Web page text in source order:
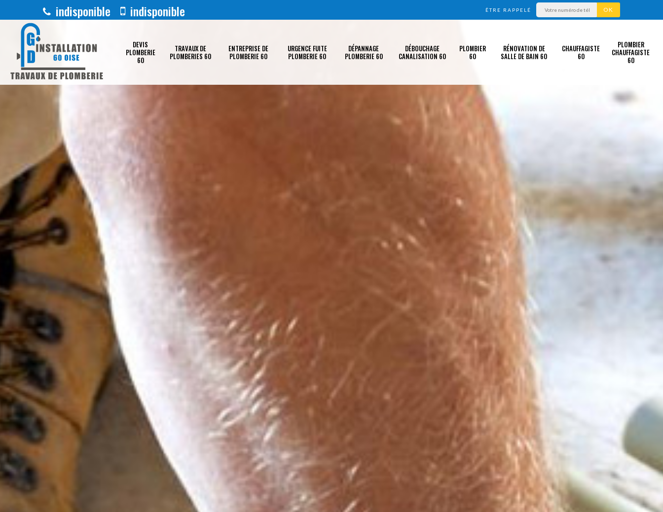
indisponible indisponible ÊTRE RAPPELÉ
DEVIS
PLOMBERIE
60
TRAVAUX DE
PLOMBERIES 60
ENTREPRISE DE
PLOMBERIE 60
URGENCE FUITE
PLOMBERIE 60
DÉPANNAGE
PLOMBERIE 60
DÉBOUCHAGE
CANALISATION 60
PLOMBIER
60
RÉNOVATION DE
SALLE DE BAIN 60
CHAUFFAGISTE
60
PLOMBIER
CHAUFFAGISTE
60